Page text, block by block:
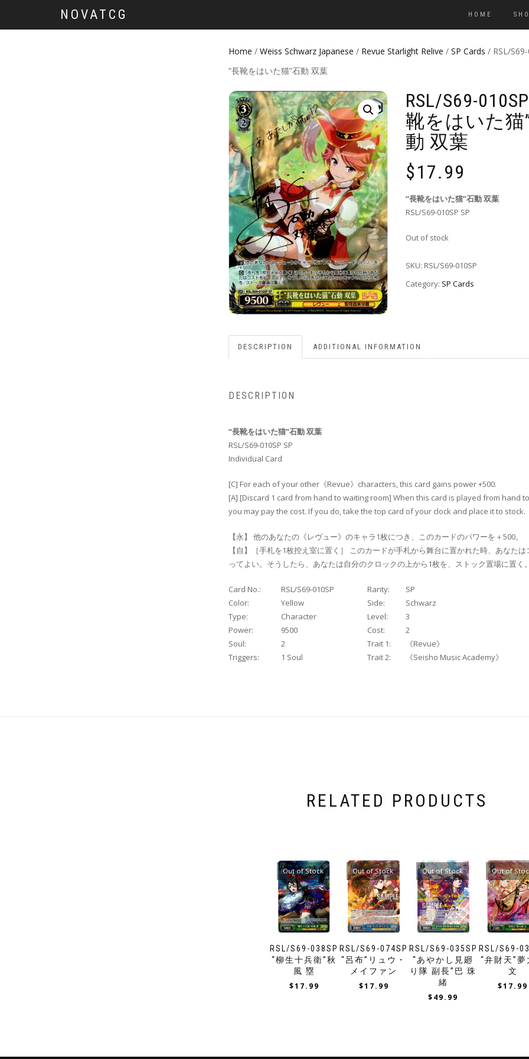
NOVATCG HOME
Home / Weiss Schwarz Japanese / Revue Starlight Relive / SP Cards / RSL/
“長靴をはいた猫”石動 双葉
RSL/S69-
靴をはいた猫
動 双葉
$17.99
“長靴をはいた猫”石動 双葉
RSL/S69-010SP SP
Out of stock
SKU: RSL/S69-010SP
Category: SP Cards
DESCRIPTION ADDITIONAL INFORMATION
DESCRIPTION
“長靴をはいた猫”石動 双葉
RSL/S69-010SP SP
Individual Card
[C] For each of your other《Revue》characters, this card gains power +500.
[A] [Discard 1 card from hand to waiting room] When this card is played from hand
you may pay the cost. If you do, take the top card of your clock and place it to stock.
【永】 他のあなたの《レヴュー》のキャラ1枚につき、このカードのパワーを＋500。
【自】［手札を1枚控え室に置く］ このカードが手札から舞台に置かれた時、あなた
ってよい。そうしたら、あなたは自分のクロックの上から1枚を、ストック置場に置く。
Card No.: RSL/S69-010SP Rarity:
SP
Color:
Yellow Side:
Schwarz
Type:
Character Level:
3
Power:
9500 Cost:
2
Soul:
2 Trait 1:
《Revue》
Triggers:
1 Soul Trait 2: 《Seisho Music Academy》
RELATED PRODUCTS
RSL/S69-038SP
“柳生十兵衛”秋
風 塁
Out of Stock
$17.99
RSL/S69-074SP
“呂布”リュウ・
メイファン
Out of Stock
$17.99
RSL/S69-035SP
“あやかし見廻
り隊 副長”巴 珠
緒
Out of Stock
$49.99
RSL/S69-
“弁財天”夢
文
Out of
$17.99